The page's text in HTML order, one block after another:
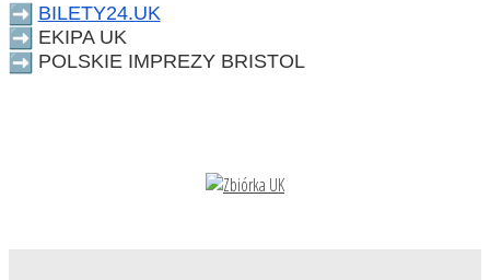
BILETY24.UK
EKIPA UK
POLSKIE IMPREZY BRISTOL